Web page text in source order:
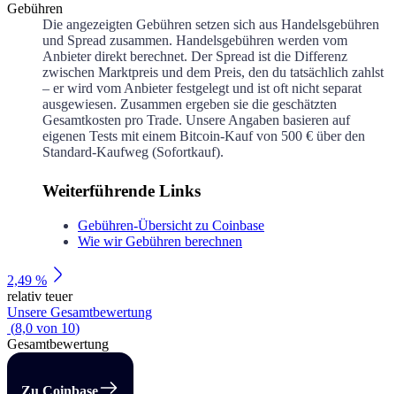
Gebühren
Die angezeigten Gebühren setzen sich aus Handelsgebühren
und Spread zusammen. Handelsgebühren werden vom
Anbieter direkt berechnet. Der Spread ist die Differenz
zwischen Marktpreis und dem Preis, den du tatsächlich zahlst
– er wird vom Anbieter festgelegt und ist oft nicht separat
ausgewiesen. Zusammen ergeben sie die geschätzten
Gesamtkosten pro Trade. Unsere Angaben basieren auf
eigenen Tests mit einem Bitcoin-Kauf von 500 € über den
Standard-Kaufweg (Sofortkauf).
Weiterführende Links
Gebühren-Übersicht zu Coinbase
Wie wir Gebühren berechnen
2,49 %
relativ teuer
Unsere Gesamtbewertung
(8,0 von 10)
Gesamtbewertung
Zu Coinbase